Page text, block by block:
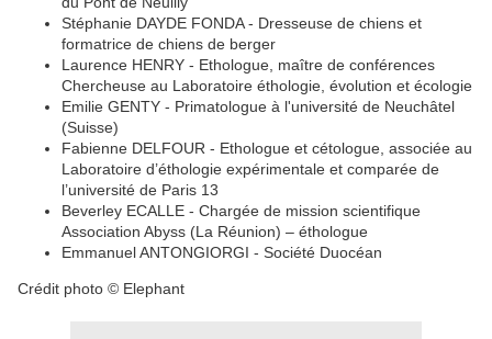
Stéphanie DAYDE FONDA - Dresseuse de chiens et
formatrice de chiens de berger
Laurence HENRY - Ethologue, maître de conférences
Chercheuse au Laboratoire éthologie, évolution et écologie
Emilie GENTY - Primatologue à l'université de Neuchâtel
(Suisse)
Fabienne DELFOUR - Ethologue et cétologue, associée au
Laboratoire d’éthologie expérimentale et comparée de
l’université de Paris 13
Beverley ECALLE - Chargée de mission scientifique
Association Abyss (La Réunion) – éthologue
Emmanuel ANTONGIORGI - Société Duocéan
Crédit photo © Elephant